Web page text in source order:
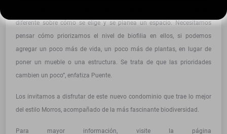
diferente sobre cómo se elige y se planea un espacio. Necesitamos
pensar cómo priorizamos el nivel de biofilia en ellos, si podemos
agregar un poco más de vida, un poco más de plantas, en lugar de
poner un mueble o una estructura. Se trata de que las prioridades
cambien un poco”, enfatiza Puente.
Los invitamos a disfrutar de este nuevo condominio que trae lo mejor
del estilo Morros, acompañado de la más fascinante biodiversidad.
Para mayor información, visite la página